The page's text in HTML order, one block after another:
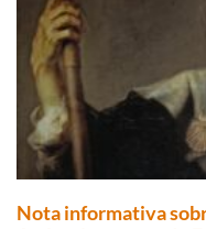
Nota informativa